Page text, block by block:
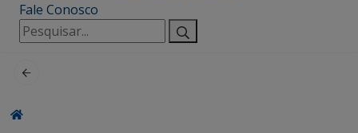
Fale Conosco
Pesquisar
por: